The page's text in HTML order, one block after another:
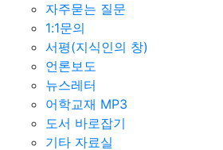
자주묻는 질문
1:1문의
서평(지식인의 창)
언론보도
뉴스레터
어학교재 MP3
도서 바로잡기
기타 자료실